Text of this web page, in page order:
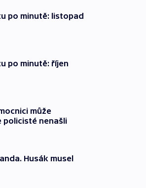
po minutě: listopad
po minutě: říjen
může
policisté nenašli
Husák musel